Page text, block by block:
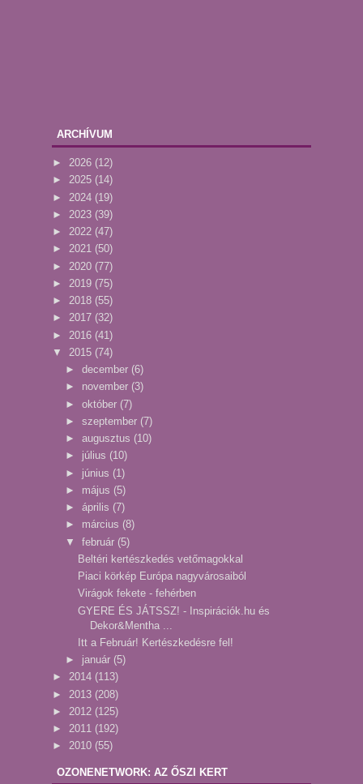
ARCHÍVUM
► 2026 (12)
► 2025 (14)
► 2024 (19)
► 2023 (39)
► 2022 (47)
► 2021 (50)
► 2020 (77)
► 2019 (75)
► 2018 (55)
► 2017 (32)
► 2016 (41)
▼ 2015 (74)
► december (6)
► november (3)
► október (7)
► szeptember (7)
► augusztus (10)
► július (10)
► június (1)
► május (5)
► április (7)
► március (8)
▼ február (5)
Beltéri kertészkedés vetőmagokkal
Piaci körkép Európa nagyvárosaiból
Virágok fekete - fehérben
GYERE ÉS JÁTSSZ! - Inspirációk.hu és
Dekor&Mentha ...
Itt a Február! Kertészkedésre fel!
► január (5)
► 2014 (113)
► 2013 (208)
► 2012 (125)
► 2011 (192)
► 2010 (55)
OZONENETWORK: AZ ŐSZI KERT